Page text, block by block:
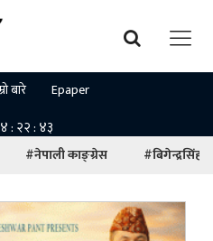
बारे Epaper
#नेपाली काङ्ग्रेस #बिगेन्द्रसिंह